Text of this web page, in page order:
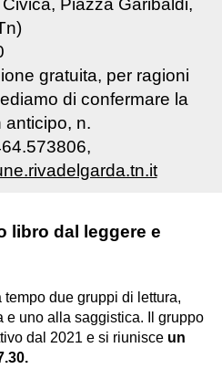
Piazza Garibaldi,
gratuita, per ragioni
di confermare la
anticipo, n.
libro dal leggere e
tempo due gruppi di lettura,
e uno alla saggistica. Il gruppo
dal 2021 e si riunisce un